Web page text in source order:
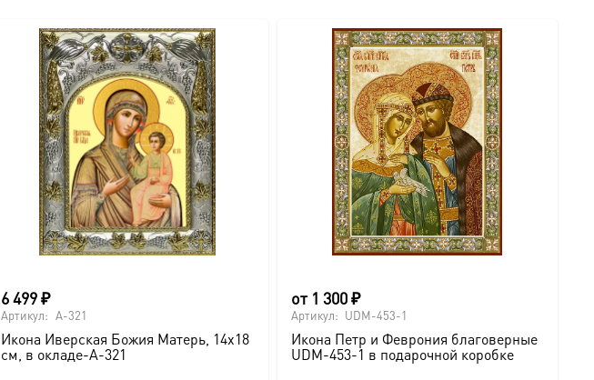
6 499₽
Артикул: A-321
Икона Иверская Божия Матерь, 14х18
см, в окладе-A-321
от 1 300₽
Артикул: UDM-453-1
Икона Петр и Феврония благоверные
UDM-453-1 в подарочной коробке